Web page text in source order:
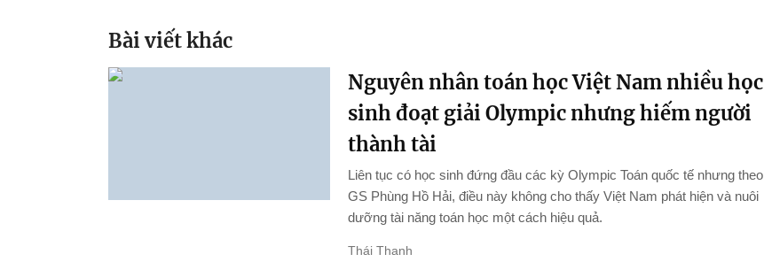
Bài viết khác
Nguyên nhân toán học Việt Nam nhiều học
sinh đoạt giải Olympic nhưng hiếm người
thành tài
Liên tục có học sinh đứng đầu các kỳ Olympic Toán quốc tế nhưng theo
GS Phùng Hồ Hải, điều này không cho thấy Việt Nam phát hiện và nuôi
dưỡng tài năng toán học một cách hiệu quả.
Thái Thanh